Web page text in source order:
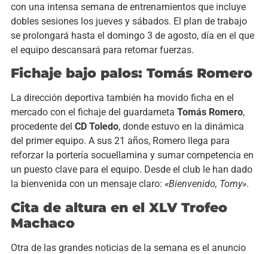
con una intensa semana de entrenamientos que incluye
dobles sesiones los jueves y sábados. El plan de trabajo
se prolongará hasta el domingo 3 de agosto, día en el que
el equipo descansará para retomar fuerzas.
Fichaje bajo palos: Tomás Romero
La dirección deportiva también ha movido ficha en el
mercado con el fichaje del guardameta Tomás Romero,
procedente del CD Toledo, donde estuvo en la dinámica
del primer equipo. A sus 21 años, Romero llega para
reforzar la portería socuellamina y sumar competencia en
un puesto clave para el equipo. Desde el club le han dado
la bienvenida con un mensaje claro: «Bienvenido, Tomy».
Cita de altura en el XLV Trofeo
Machaco
Otra de las grandes noticias de la semana es el anuncio